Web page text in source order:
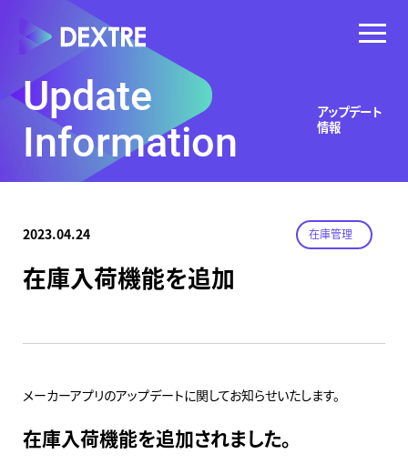
Update
Information
アップデート
情報
2023.04.24 在庫管理
在庫入荷機能を追加
メーカーアプリのアップデートに関してお知らせいたします。
在庫入荷機能を追加されました。